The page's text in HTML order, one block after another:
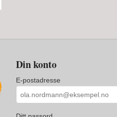
Din konto
E-postadresse